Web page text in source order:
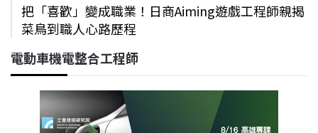
把「喜歡」變成職業！日商Aiming遊戲工程師親揭
菜鳥到職人心路歷程
電動車機電整合工程師